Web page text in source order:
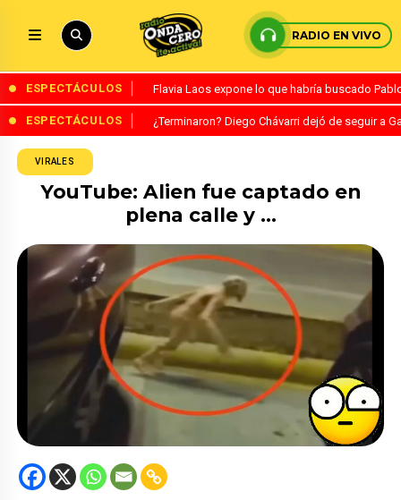
RADIO EN VIVO
ESPECTÁCULOS Flavia Laos expone lo que habría buscado
ESPECTÁCULOS ¿Terminaron? Diego Chávarri dejó de seguir a
VIRALES
YouTube: Alien fue captado en
plena calle y …